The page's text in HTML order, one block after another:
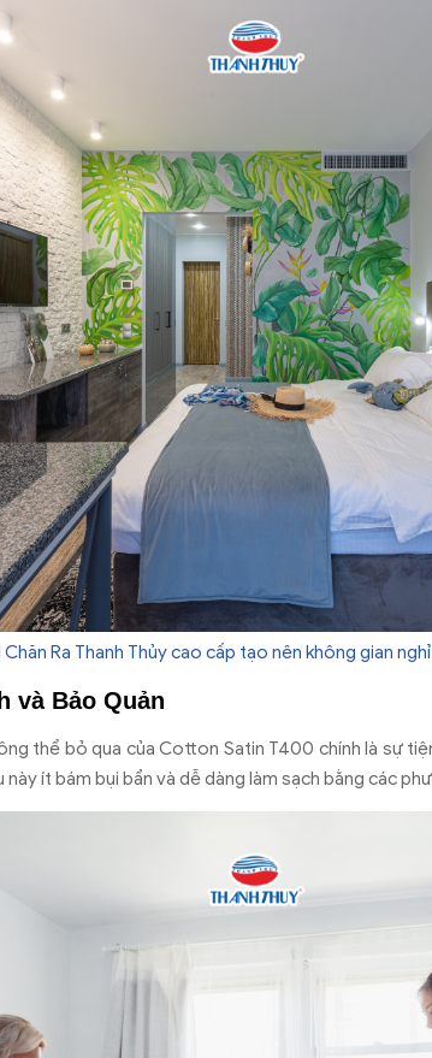
Chăn Ra Thanh Thủy cao cấp tạo nên không gian
và Bảo Quản
thể bỏ qua của Cotton Satin T400 chính là sự
ít bám bụi bẩn và dễ dàng làm sạch bằng các